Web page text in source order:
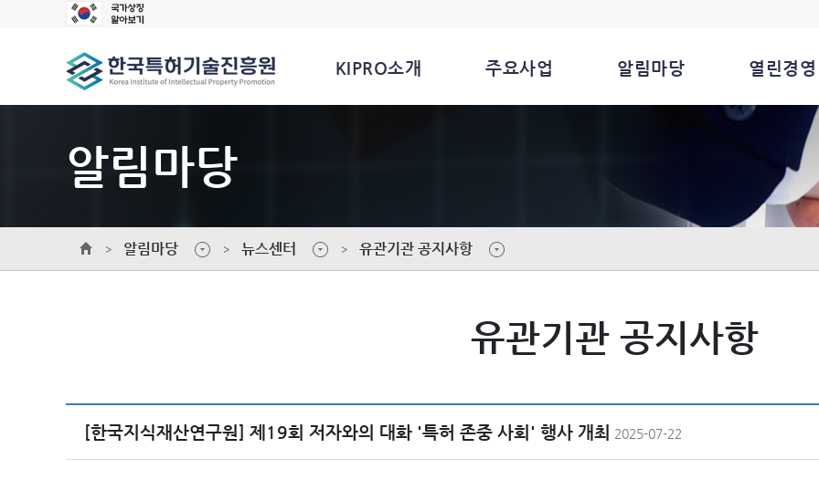
KIPRO소개 주요사업 알림마당 열린경영
알림마당
알림마당 뉴스센터 유관기관 공지사항
유관기관 공지사항
[한국지식재산연구원] 제19회 저자와의 대화 '특허 존중 사회' 행사 개최 2025-07-22